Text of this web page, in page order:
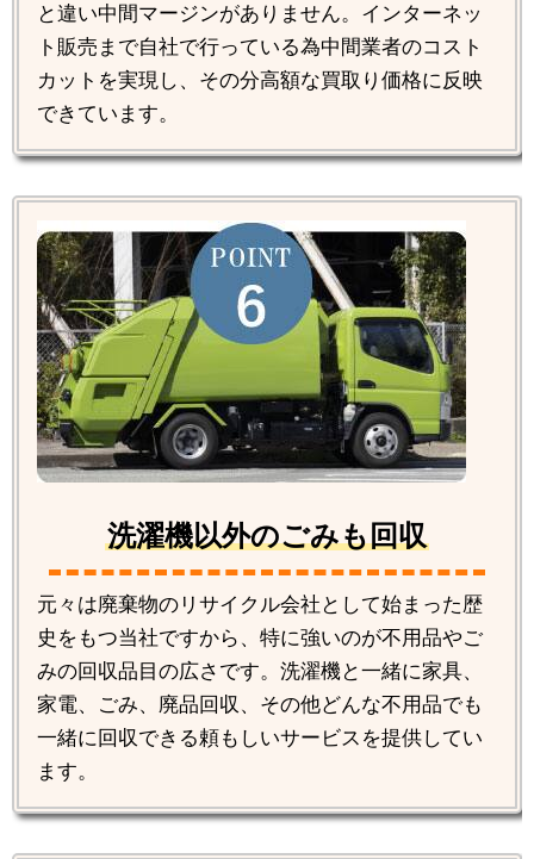
と違い中間マージンがありません。インターネッ
ト販売まで自社で行っている為中間業者のコスト
カットを実現し、その分高額な買取り価格に反映
できています。
洗濯機以外のごみも回収
元々は廃棄物のリサイクル会社として始まった歴
史をもつ当社ですから、特に強いのが不用品やご
みの回収品目の広さです。洗濯機と一緒に家具、
家電、ごみ、廃品回収、その他どんな不用品でも
一緒に回収できる頼もしいサービスを提供してい
ます。